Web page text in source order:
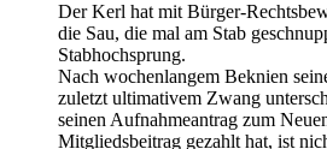
Der Kerl hat mit Bürger-
die Sau, die mal am Stab
Stabhochsprung.
Nach wochenlangem Beknien
zuletzt ultimativem Zwang
seinen Aufnahmeantrag zum
Mitgliedsbeitrag gezahlt hat, ist